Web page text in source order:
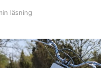
och undrade om jag
också. Den har stått i
läsning